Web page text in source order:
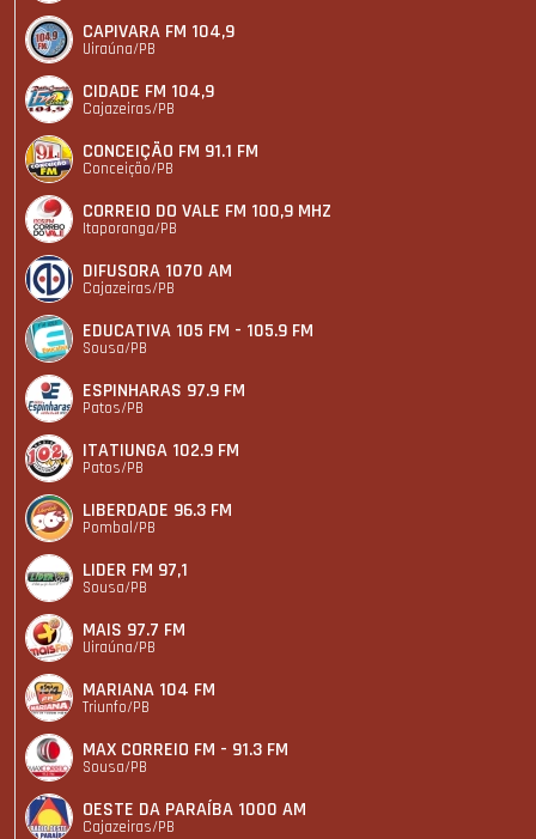
CAPIVARA FM 104,9
Uiraúna/PB
CIDADE FM 104,9
Cajazeiras/PB
CONCEIÇÃO FM 91.1 FM
Conceição/PB
CORREIO DO VALE FM 100,9 MHZ
Itaporanga/PB
DIFUSORA 1070 AM
Cajazeiras/PB
EDUCATIVA 105 FM - 105.9 FM
Sousa/PB
ESPINHARAS 97.9 FM
Patos/PB
ITATIUNGA 102.9 FM
Patos/PB
LIBERDADE 96.3 FM
Pombal/PB
LIDER FM 97,1
Sousa/PB
MAIS 97.7 FM
Uiraúna/PB
MARIANA 104 FM
Triunfo/PB
MAX CORREIO FM - 91.3 FM
Sousa/PB
OESTE DA PARAÍBA 1000 AM
Cajazeiras/PB